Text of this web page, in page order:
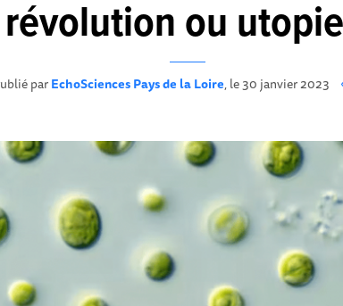
révolution ou
parEchoSciences Pays de la Loire, le 30 janvier 2023